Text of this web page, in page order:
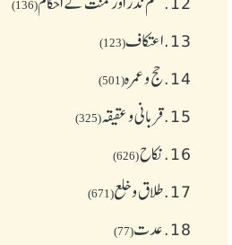
(136)
13. اعتکاف(123)
14. حج و عمرہ(501)
15. قربانی و عقیقہ(325)
16. نکاح(626)
17. طلاق و خلع(671)
18. عدت(77)